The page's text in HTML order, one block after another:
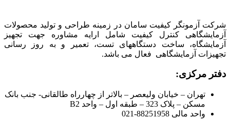
شرکت آزمونگر کیفیت سامان در زمینه طراحی و تولید محصولات
آزمایشگاهی کنترل کیفیت شامل ارایه مشاوره جهت تجهیز
آزمایشگاه، ساخت دستگاههای تست، تعمیر و به روز رسانی
تجهیزات آزمایشگاهی فعال می باشد.
دفتر مرکزی:
تهران – خیابان ولیعصر – بالاتر از چهارراه طالقانی- جنب بانک
مسکن – پلاک 323 – طبقه اول – واحد B2
واحد مالی 88251958-021